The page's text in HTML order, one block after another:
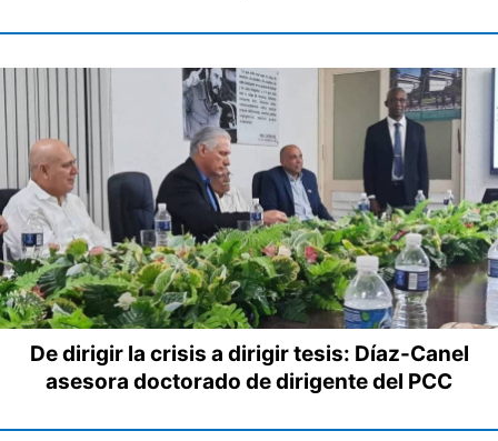
De dirigir la crisis a dirigir tesis: Díaz-Canel
asesora doctorado de dirigente del PCC